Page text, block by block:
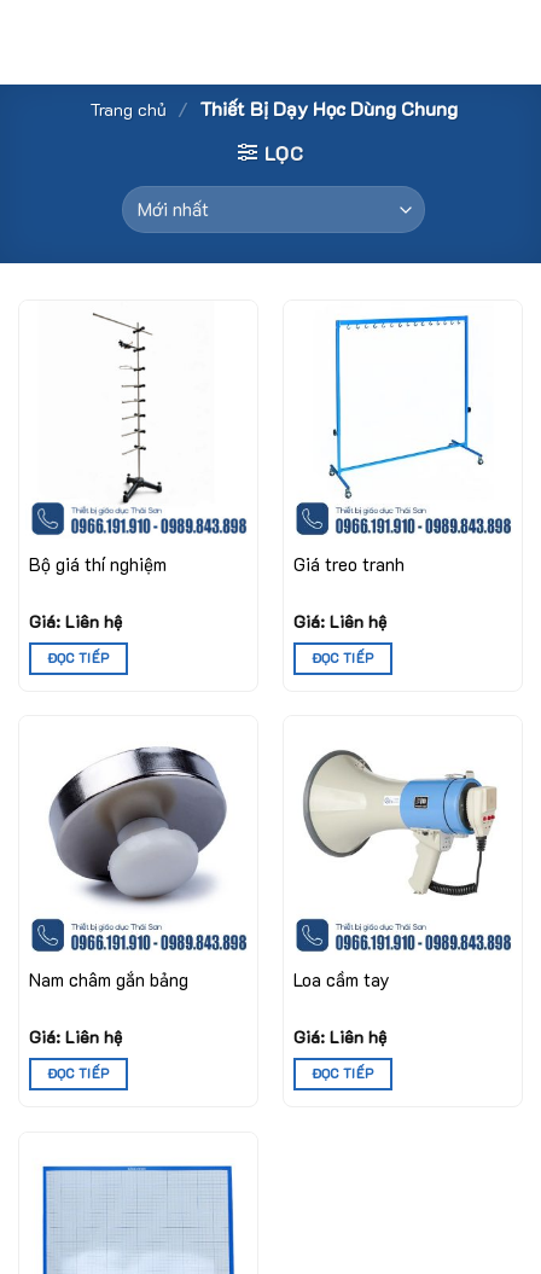
Trang chủ / Thiết Bị Dạy Học Dùng Chung
LỌC
Bộ giá thí nghiệm
Giá: Liên hệ
ĐỌC TIẾP
Giá treo tranh
Giá: Liên hệ
ĐỌC TIẾP
Nam châm gắn bảng
Giá: Liên hệ
ĐỌC TIẾP
Loa cầm tay
Giá: Liên hệ
ĐỌC TIẾP